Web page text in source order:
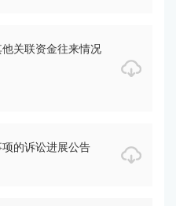
关联资金往来情况
的诉讼进展公告